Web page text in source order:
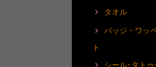
タオル
バッジ・ワッ
ト
シール･タト